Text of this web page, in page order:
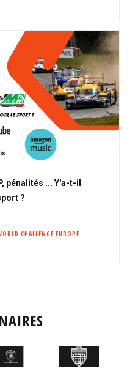
pénalités ... Y'a-t-il
?
CHALLENGE EUROPE